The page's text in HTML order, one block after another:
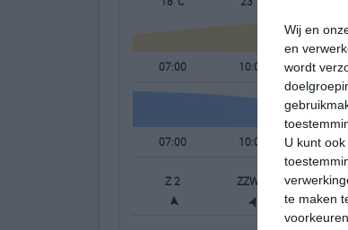
Wij en
en
wordt
U kunt
te maken
07:00 10:00 13:00
07:00 10:00 13:00
Z 2 ZZW 3 ZW 3